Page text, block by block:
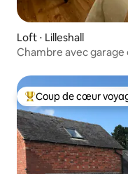
Loft ⋅ Lilleshall
Chambre avec
Coups de cœur
Coup de cœur